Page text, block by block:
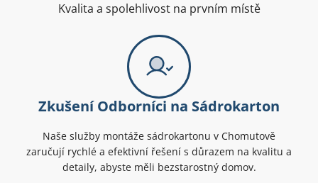
Kvalita a spolehlivost na prvním místě
Zkušení Odborníci na Sádrokarton
Naše služby montáže sádrokartonu v Chomutově
zaručují rychlé a efektivní řešení s důrazem na kvalitu a
detaily, abyste měli bezstarostný domov.